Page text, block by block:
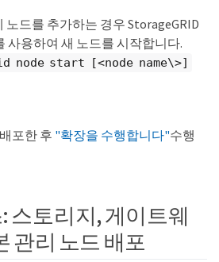
노드를 추가하는 경우 StorageGRID
사용하여 새 노드를 시작합니다.
node start [<node name\>]
포한 후 "확장을 수행합니다"수행
스토리지, 게이트웨
관리 노드 배포